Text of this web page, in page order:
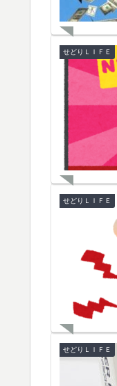
せどりＬＩＦＥ
せどりＬＩＦＥ
せどりＬＩＦＥ